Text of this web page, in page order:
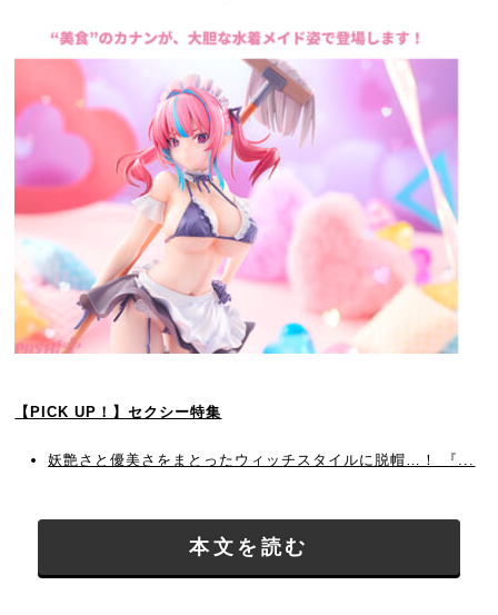
【PICK UP！】セクシー特集
妖艶さと優美さをまとったウィッチスタイルに脱帽…！ 『...
本文を読む